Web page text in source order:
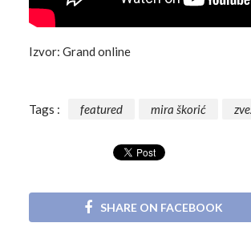
Izvor: Grand online
Tags : featured mira škorić
SHARE ON FACEBOOK